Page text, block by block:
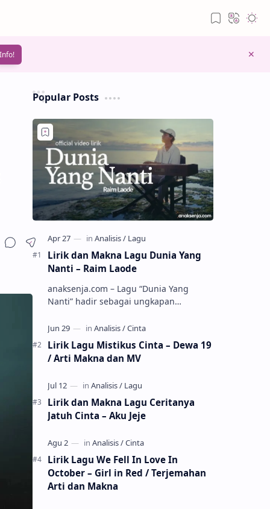
Info!
Popular Posts
Lirik dan Makna Lagu Dunia Yang
Nanti – Raim Laode
anaksenja.com – Lagu “Dunia Yang
Nanti” hadir sebagai ungkapan
tak selalu bisa dimiliki. Mengangkat
kisah du…
Lirik Lagu Mistikus Cinta – Dewa 19
/ Arti Makna dan MV
Lirik dan Makna Lagu Ceritanya
Jatuh Cinta – Aku Jeje
Lirik Lagu We Fell In Love In
October – Girl in Red / Terjemahan
Arti dan Makna